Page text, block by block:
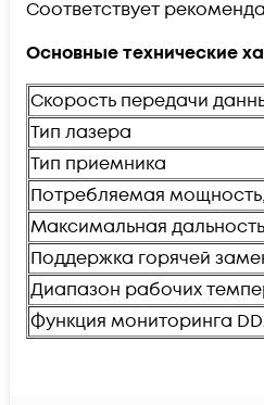
Соответствует
Основные технические
Скорость передачи
Тип лазера
Тип приемника
Потребляемая
Максимальная
Поддержка горячей
Диапазон рабочих
Функция мониторинга